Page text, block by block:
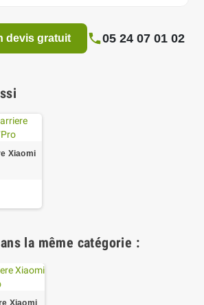
devis gratuit 05 24 07 01 02
Xiaomi
la même catégorie :
Xiaomi